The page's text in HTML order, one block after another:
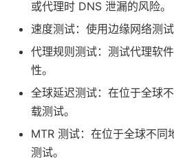
或代理时 DNS 泄漏的风险。
速度测试：使用边缘网络测试
代理规则测试：测试代理软
性。
全球延迟测试：在位于全球
载测试。
MTR 测试：在位于全球不同
测试。